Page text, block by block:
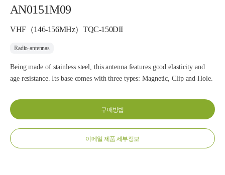
AN0151M09
VHF（146-156MHz）TQC-150DII
Radio-antennas
Being made of stainless steel, this antenna features good elasticity and
age resistance. Its base comes with three types: Magnetic, Clip and Hole.
구매방법
이메일 제품 세부정보